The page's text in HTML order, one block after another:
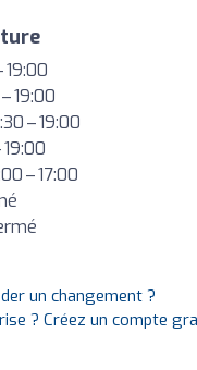
19:00
19:00
– 19:00
– 17:00
un changement ?
? Créez un compte